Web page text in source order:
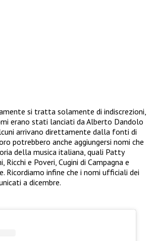
si tratta solamente di indiscrezioni,
erano stati lanciati da Alberto Dandolo
arrivano direttamente dalla fonti di
potrebbero anche aggiungersi nomi che
della musica italiana, quali Patty
Ricchi e Poveri, Cugini di Campagna e
Ricordiamo infine che i nomi ufficiali dei
a dicembre.